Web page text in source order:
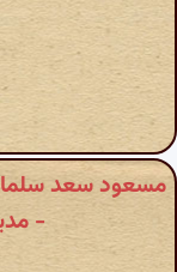
-